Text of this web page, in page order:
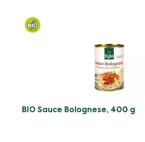
BIO Sauce Bolognese, 400 g